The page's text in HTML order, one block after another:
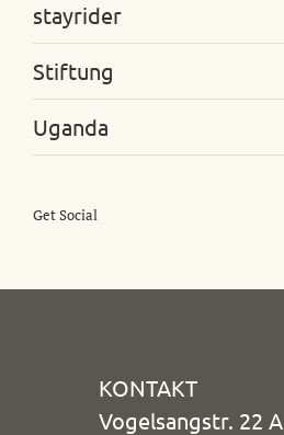
stayrider
Stiftung
Uganda
Get Social
KONTAKT
Vogelsangstr. 22 A